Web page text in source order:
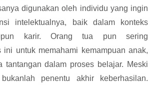
digunakan oleh individu yang ingin
intelektualnya, baik dalam konteks
karir. Orang tua pun sering
ini untuk memahami kemampuan anak,
tantangan dalam proses belajar. Meski
penentu akhir keberhasilan.